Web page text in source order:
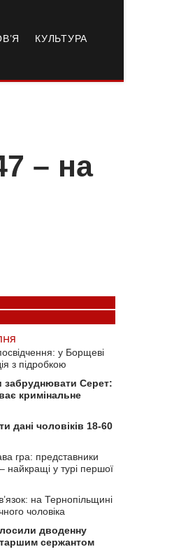
КУЛЬТУРА
– на
у Борщеві
з підробкою
забруднювати Серет:
кримінальне
дані чоловіків 18-60
гра: представники
у турі першої
на Тернопільщині
чоловіка
дводенну
сержантом